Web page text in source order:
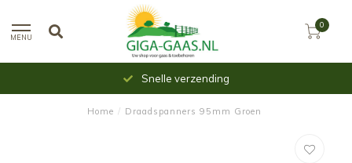
MENU
0
Snelle verzending
Home / Draadspanners 95mm Groen